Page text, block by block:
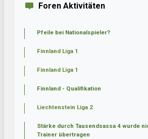
Foren Aktivitäten
Pfeile bei Nationalspieler?
Finnland Liga 1
Finnland Liga 1
Finnland - Qualifikation
Liechtenstein Liga 2
Stärke durch Tausendsassa 4 wurde
Trainer übertragen